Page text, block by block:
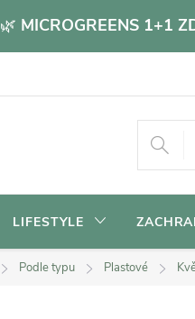
🌿 MICROGREENS 1+1
LIFESTYLE
Podle typu Plastové